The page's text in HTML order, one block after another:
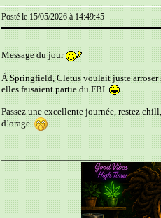
Posté le 15/05/2026 à 14:49:45
Message du jour
À Springfield, Cletus voulait juste arroser
elles faisaient partie du FBI.
Passez une excellente journée, restez
d’orage.
__________________________